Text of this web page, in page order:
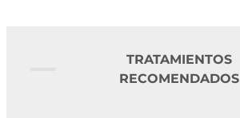
TRATAMIENTOS
RECOMENDADOS